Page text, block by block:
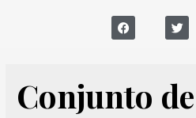
Conjunto